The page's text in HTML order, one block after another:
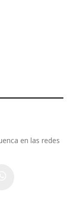
en las redes